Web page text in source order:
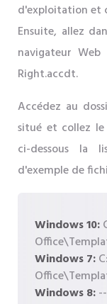
d'exploitation et
Ensuite, allez
navigateur
Right.accdt.
Accédez au
situé et collez le
ci-dessous la
d'exemple de
Windows 10:
Windows 7:
Windows 8: